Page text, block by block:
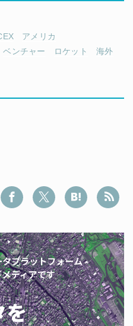
アメリカ
ベンチャー ロケット
海外